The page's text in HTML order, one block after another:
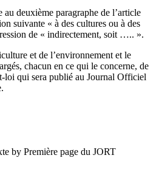
au deuxième paragraphe de l’article
suivante « à des cultures ou à des
de « indirectement, soit ….. ».
et de l’environnement et le
chacun en ce qui le concerne, de
loi qui sera publié au Journal Officiel
by Première page du JORT